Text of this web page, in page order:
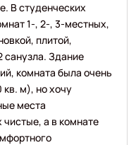
В студенческих
1-, 2-, 3-местных,
плитой,
санузла. Здание
комната была очень
м), но хочу
места
чистые, а в комнате